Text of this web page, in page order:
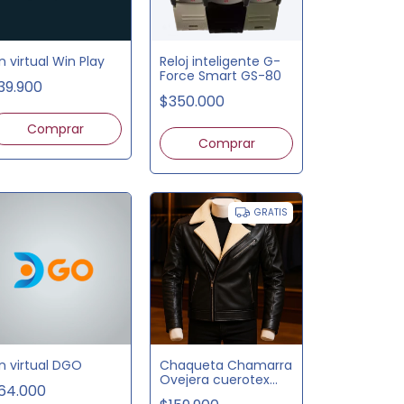
virtual Win Play
Comprar
Reloj inteligente G-
Force Smart GS-80
$350.000
virtual DGO
GRATIS
Chaqueta Chamarra
Ovejera cuerotex
premium